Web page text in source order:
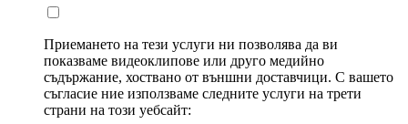
Приемането на тези услуги ни позволява да ви
показваме видеоклипове или друго медийно
съдържание, хоствано от външни доставчици. С вашето
съгласие ние използваме следните услуги на трети
страни на този уебсайт: